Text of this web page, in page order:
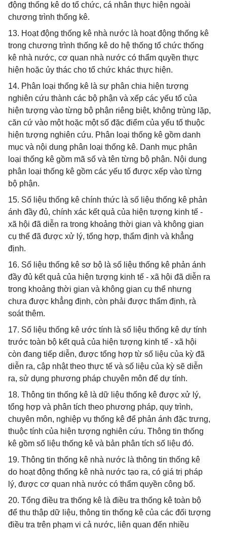
động thống kê do tổ chức, cá nhân thực hiện ngoài
chương trình thống kê.
13. Hoạt động thống kê nhà nước là hoạt động thống kê
trong chương trình thống kê do hệ thống tổ chức thống
kê nhà nước, cơ quan nhà nước có thẩm quyền thực
hiện hoặc ủy thác cho tổ chức khác thực hiện.
14. Phân loại thống kê là sự phân chia hiện tượng
nghiên cứu thành các bộ phận và xếp các yếu tố của
hiện tượng vào từng bộ phận riêng biệt, không trùng lặp,
căn cứ vào một hoặc một số đặc điểm của yếu tố thuộc
hiện tượng nghiên cứu. Phân loại thống kê gồm danh
mục và nội dung phân loại thống kê. Danh mục phân
loại thống kê gồm mã số và tên từng bộ phận. Nội dung
phân loại thống kê gồm các yếu tố được xếp vào từng
bộ phận.
15. Số liệu thống kê chính thức là số liệu thống kê phản
ánh đầy đủ, chính xác kết quả của hiện tượng kinh tế -
xã hội đã diễn ra trong khoảng thời gian và không gian
cụ thể đã được xử lý, tổng hợp, thẩm định và khẳng
định.
16. Số liệu thống kê sơ bộ là số liệu thống kê phản ánh
đầy đủ kết quả của hiện tượng kinh tế - xã hội đã diễn ra
trong khoảng thời gian và không gian cụ thể nhưng
chưa được khẳng định, còn phải được thẩm định, rà
soát thêm.
17. Số liệu thống kê ước tính là số liệu thống kê dự tính
trước toàn bộ kết quả của hiện tượng kinh tế - xã hội
còn đang tiếp diễn, được tổng hợp từ số liệu của kỳ đã
diễn ra, cập nhật theo thực tế và số liệu của kỳ sẽ diễn
ra, sử dụng phương pháp chuyên môn để dự tính.
18. Thông tin thống kê là dữ liệu thống kê được xử lý,
tổng hợp và phân tích theo phương pháp, quy trình,
chuyên môn, nghiệp vụ thống kê để phản ánh đặc trưng,
thuộc tính của hiện tượng nghiên cứu. Thông tin thống
kê gồm số liệu thống kê và bản phân tích số liệu đó.
19. Thông tin thống kê nhà nước là thông tin thống kê
do hoạt động thống kê nhà nước tạo ra, có giá trị pháp
lý, được cơ quan nhà nước có thẩm quyền công bố.
20. Tổng điều tra thống kê là điều tra thống kê toàn bộ
để thu thập dữ liệu, thông tin thống kê của các đối tượng
điều tra trên phạm vi cả nước, liên quan đến nhiều